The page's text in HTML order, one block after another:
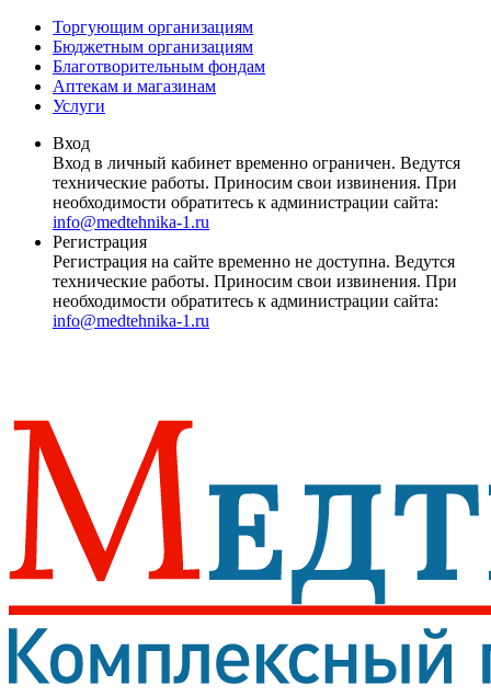
Торгующим организациям
Бюджетным организациям
Благотворительным фондам
Аптекам и магазинам
Услуги
Вход
Вход в личный кабинет временно ограничен. Ведутся
технические работы. Приносим свои извинения. При
необходимости обратитесь к администрации сайта:
info@medtehnika-1.ru
Регистрация
Регистрация на сайте временно не доступна. Ведутся
технические работы. Приносим свои извинения. При
необходимости обратитесь к администрации сайта:
info@medtehnika-1.ru